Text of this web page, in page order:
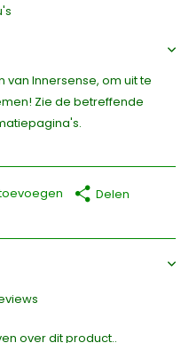
Innersense, om uit te
Zie de betreffende
Delen
over dit product..